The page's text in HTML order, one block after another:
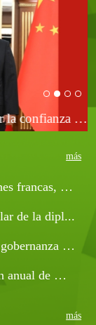
Xi pide a China y la RPDC consolidar la confianza e impu...
más
China y EEUU sostienen conversaciones francas, profu...
de la dipl...
Iniciativa propuesta por China para la gobernanza gl...
Revelada agenda propuesta para sesión anual de máxim...
más